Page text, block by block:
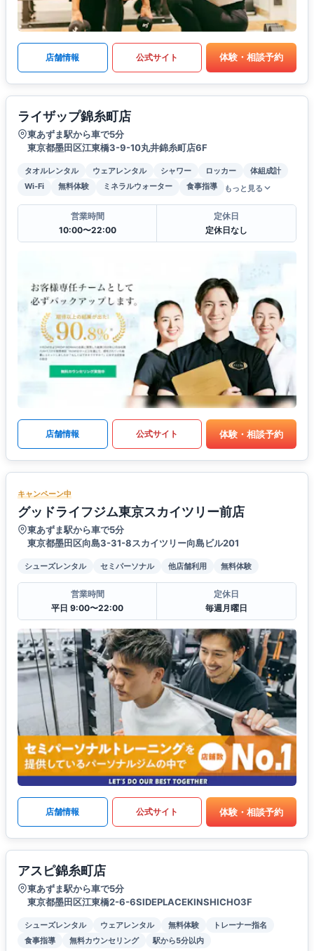
店舗情報 公式サイト 体験・相談予約
ライザップ錦糸町店
東あずま駅から車で5分
東京都墨田区江東橋3-9-10丸井錦糸町店6F
タオルレンタル ウェアレンタル シャワー ロッカー
体組成計
Wi-Fi
無料体験 ミネラルウォーター 食事指導 もっと見る
営業時間
10:00〜22:00
定休日
定休日なし
店舗情報 公式サイト 体験・相談予約
キャンペーン中
グッドライフジム東京スカイツリー前店
東あずま駅から車で5分
東京都墨田区向島3-31-8スカイツリー向島ビル201
シューズレンタル セミパーソナル 他店舗利用 無料体験
営業時間
平日 9:00〜22:00
定休日
毎週月曜日
店舗情報 公式サイト 体験・相談予約
アスピ錦糸町店
東あずま駅から車で5分
東京都墨田区江東橋2-6-6SIDEPLACEKINSHICHO3F
シューズレンタル ウェアレンタル 無料体験
トレーナー指名
食事指導
無料カウンセリング 駅から5分以内